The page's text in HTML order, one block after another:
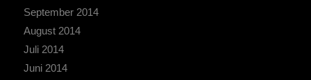
September 2014
August 2014
Juli 2014
Juni 2014